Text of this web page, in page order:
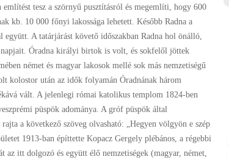
tesz a szörnyű pusztításról és megemlíti, hogy 600
kb. 10 000 főnyi lakossága lehetett. Később Radna a
A tatárjárást követő időszakban Radna hol önálló,
Óradna királyi birtok is volt, és sokfelől jöttek
német és magyar lakosok mellé sok más nemzetiségű
kolostor után az idők folyamán Óradnának három
vált. A jelenlegi római katolikus templom 1824-ben
püspök adománya. A gróf püspök által
a következő szöveg olvasható: „Hegyen völgyön e szép
1913-ban építtette Kopacz Gergely plébános, a régebbi
az itt dolgozó és együtt élő nemzetiségek (magyar, német,